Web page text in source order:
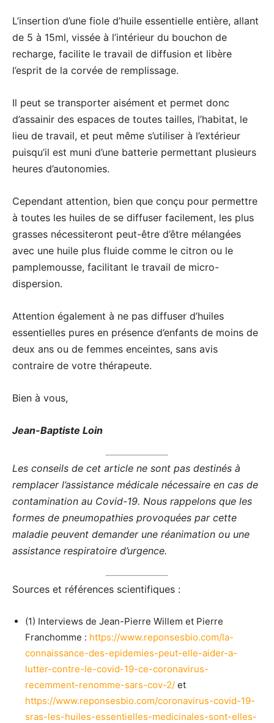
L’insertion d’une fiole d’huile essentielle entière, allant
de 5 à 15ml, vissée à l’intérieur du bouchon de
recharge, facilite le travail de diffusion et libère
l’esprit de la corvée de remplissage.
Il peut se transporter aisément et permet donc
d’assainir des espaces de toutes tailles, l’habitat, le
lieu de travail, et peut même s’utiliser à l’extérieur
puisqu’il est muni d’une batterie permettant plusieurs
heures d’autonomies.
Cependant attention, bien que conçu pour permettre
à toutes les huiles de se diffuser facilement, les plus
grasses nécessiteront peut-être d’être mélangées
avec une huile plus fluide comme le citron ou le
pamplemousse, facilitant le travail de micro-
dispersion.
Attention également à ne pas diffuser d’huiles
essentielles pures en présence d’enfants de moins de
deux ans ou de femmes enceintes, sans avis
contraire de votre thérapeute.
Bien à vous,
Jean-Baptiste Loin
Les conseils de cet article ne sont pas destinés à
remplacer l’assistance médicale nécessaire en cas de
contamination au Covid-19. Nous rappelons que les
formes de pneumopathies provoquées par cette
maladie peuvent demander une réanimation ou une
assistance respiratoire d’urgence.
Sources et références scientifiques :
(1) Interviews de Jean-Pierre Willem et Pierre
Franchomme : https://www.reponsesbio.com/la-
connaissance-des-epidemies-peut-elle-aider-a-
lutter-contre-le-covid-19-ce-coronavirus-
recemment-renomme-sars-cov-2/ et
https://www.reponsesbio.com/coronavirus-covid-19-
sras-les-huiles-essentielles-medicinales-sont-elles-